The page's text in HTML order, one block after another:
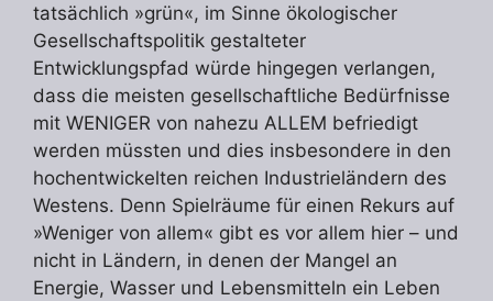
tatsächlich »grün«, im Sinne ökologischer
Gesellschaftspolitik gestalteter
Entwicklungspfad würde hingegen verlangen,
dass die meisten gesellschaftliche Bedürfnisse
mit WENIGER von nahezu ALLEM befriedigt
werden müssten und dies insbesondere in den
hochentwickelten reichen Industrieländern des
Westens. Denn Spielräume für einen Rekurs auf
»Weniger von allem« gibt es vor allem hier – und
nicht in Ländern, in denen der Mangel an
Energie, Wasser und Lebensmitteln ein Leben